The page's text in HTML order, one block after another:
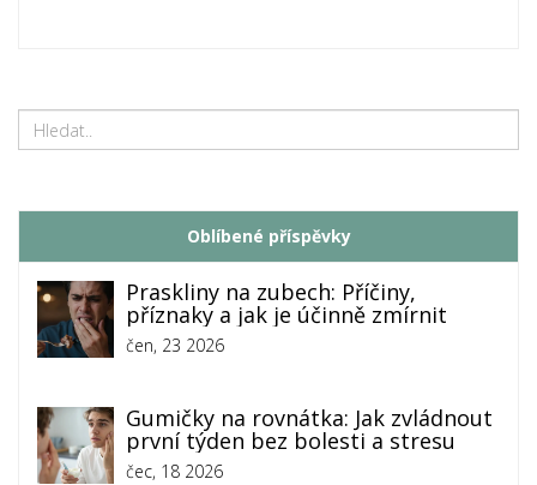
Oblíbené příspěvky
Praskliny na zubech: Příčiny,
příznaky a jak je účinně zmírnit
čen, 23 2026
Gumičky na rovnátka: Jak zvládnout
první týden bez bolesti a stresu
čec, 18 2026